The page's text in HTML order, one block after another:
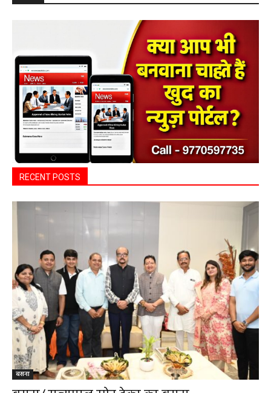
Search
RECENT POSTS